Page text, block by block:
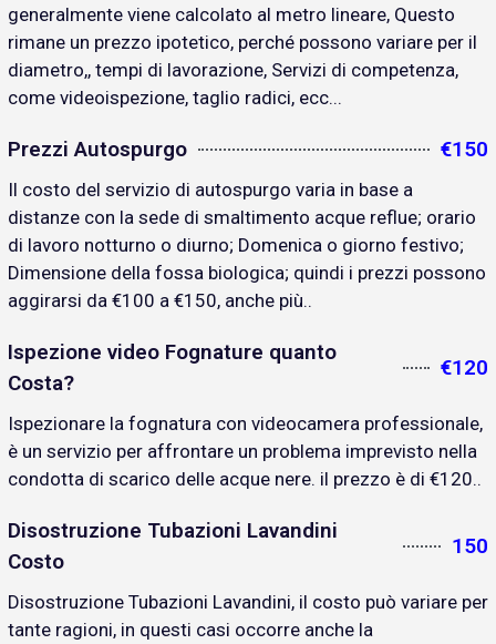
generalmente viene calcolato al metro lineare, Questo
rimane un prezzo ipotetico, perché possono variare per il
diametro,, tempi di lavorazione, Servizi di competenza,
come videoispezione, taglio radici, ecc...
Prezzi Autospurgo €150
Il costo del servizio di autospurgo varia in base a
distanze con la sede di smaltimento acque reflue; orario
di lavoro notturno o diurno; Domenica o giorno festivo;
Dimensione della fossa biologica; quindi i prezzi possono
aggirarsi da €100 a €150, anche più..
Ispezione video Fognature quanto
Costa?
€120
Ispezionare la fognatura con videocamera professionale,
è un servizio per affrontare un problema imprevisto nella
condotta di scarico delle acque nere. il prezzo è di €120..
Disostruzione Tubazioni Lavandini
Costo
150
Disostruzione Tubazioni Lavandini, il costo può variare per
tante ragioni, in questi casi occorre anche la